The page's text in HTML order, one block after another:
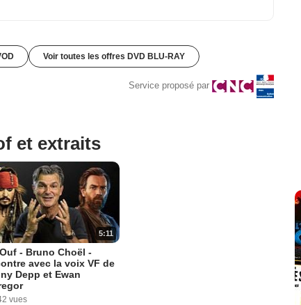
Voir toutes les offres DVD BLU-RAY
Service proposé par
et extraits
5:11
- Bruno Choël -
avec la voix VF de
Depp et Ewan
vues